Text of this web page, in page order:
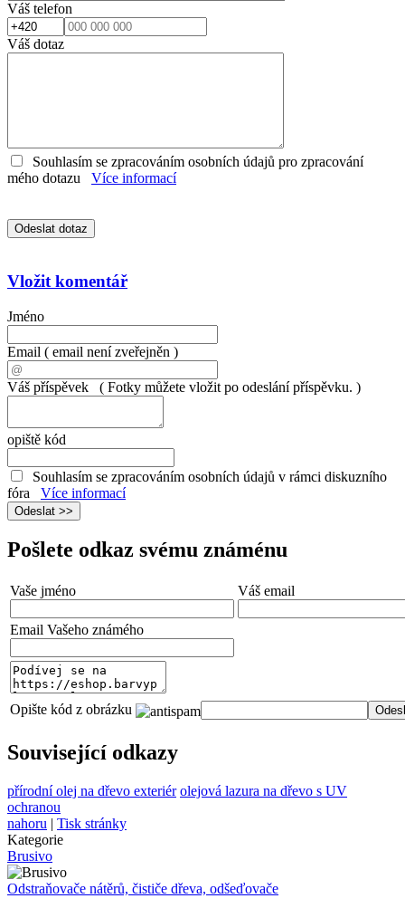
Váš telefon
Váš dotaz
Souhlasím se zpracováním osobních údajů pro zpracování
mého dotazu
Více informací
Vložit komentář
Jméno
Email ( email není zveřejněn )
Váš příspěvek ( Fotky můžete vložit po odeslání příspěvku. )
opiště kód
Souhlasím se zpracováním osobních údajů v rámci diskuzního
fóra
Více informací
Pošlete odkaz svému známénu
Vaše jméno Váš email
Email Vašeho známého
Opište kód z obrázku
Související odkazy
přírodní olej na dřevo exteriér olejová lazura na dřevo s UV
ochranou
nahoru | Tisk stránky
Kategorie
Brusivo
Odstraňovače nátěrů, čističe dřeva, odšeďovače